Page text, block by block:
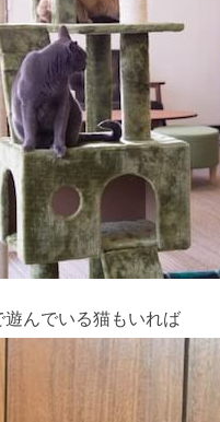
遊んでいる猫もいれば